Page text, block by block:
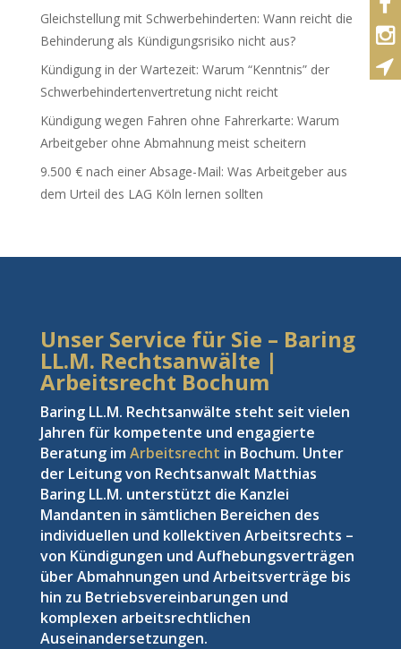
Gleichstellung mit Schwerbehinderten: Wann reicht die
Behinderung als Kündigungsrisiko nicht aus?
Kündigung in der Wartezeit: Warum “Kenntnis” der
Schwerbehindertenvertretung nicht reicht
Kündigung wegen Fahren ohne Fahrerkarte: Warum
Arbeitgeber ohne Abmahnung meist scheitern
9.500 € nach einer Absage-Mail: Was Arbeitgeber aus
dem Urteil des LAG Köln lernen sollten
Unser Service für Sie – Baring
LL.M. Rechtsanwälte |
Arbeitsrecht Bochum
Baring LL.M. Rechtsanwälte steht seit vielen
Jahren für kompetente und engagierte
Beratung imArbeitsrecht in Bochum. Unter
der Leitung von Rechtsanwalt Matthias
Baring LL.M. unterstützt die Kanzlei
Mandanten in sämtlichen Bereichen des
individuellen und kollektiven Arbeitsrechts –
von Kündigungen und Aufhebungsverträgen
über Abmahnungen und Arbeitsverträge bis
hin zu Betriebsvereinbarungen und
komplexen arbeitsrechtlichen
Auseinandersetzungen.